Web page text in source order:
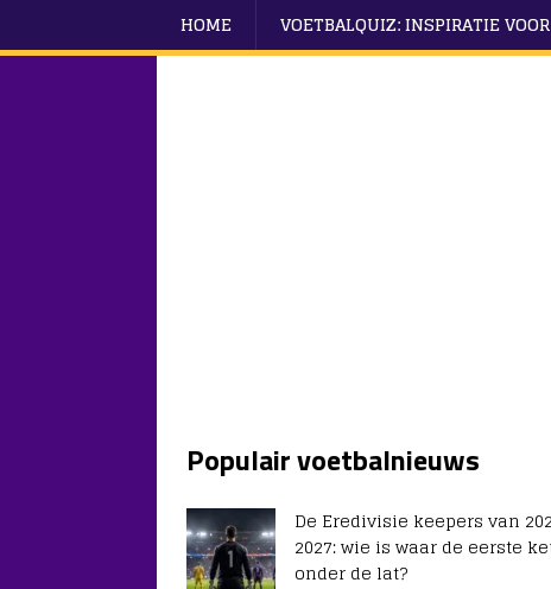
HOME VOETBALQUIZ: INSPIRATIE
Populair voetbalnieuws
De Eredivisie keepers van
2027: wie is waar de eerste
onder de lat?